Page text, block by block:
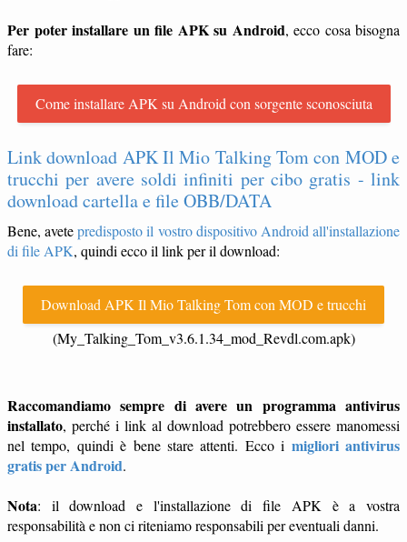
Per poter installare un file APK su Android, ecco cosa bisogna
fare:
Come installare APK su Android con sorgente sconosciuta
Link download APK Il Mio Talking Tom con MOD e
trucchi per avere soldi infiniti per cibo gratis - link
download cartella e file OBB/DATA
Bene, avetepredisposto il vostro dispositivo Android all'installazione
di file APK, quindi ecco il link per il download:
Download APK Il Mio Talking Tom con MOD e trucchi
(My_Talking_Tom_v3.6.1.34_mod_Revdl.com.apk)
Raccomandiamo sempre di avere un programma antivirus
installato, perché i link al download potrebbero essere manomessi
nel tempo, quindi è bene stare attenti. Ecco i migliori antivirus
gratis per Android.
Nota: il download e l'installazione di file APK è a vostra
responsabilità e non ci riteniamo responsabili per eventuali danni.